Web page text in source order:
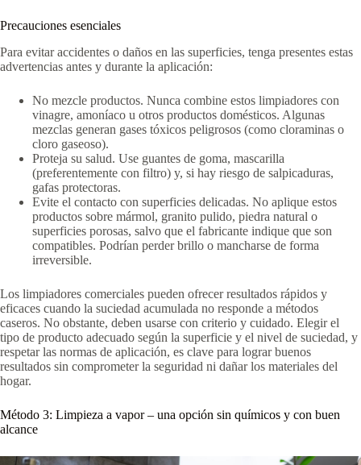
Precauciones esenciales
Para evitar accidentes o daños en las superficies, tenga presentes estas
advertencias antes y durante la aplicación:
No mezcle productos. Nunca combine estos limpiadores con
vinagre, amoníaco u otros productos domésticos. Algunas
mezclas generan gases tóxicos peligrosos (como cloraminas o
cloro gaseoso).
Proteja su salud. Use guantes de goma, mascarilla
(preferentemente con filtro) y, si hay riesgo de salpicaduras,
gafas protectoras.
Evite el contacto con superficies delicadas. No aplique estos
productos sobre mármol, granito pulido, piedra natural o
superficies porosas, salvo que el fabricante indique que son
compatibles. Podrían perder brillo o mancharse de forma
irreversible.
Los limpiadores comerciales pueden ofrecer resultados rápidos y
eficaces cuando la suciedad acumulada no responde a métodos
caseros. No obstante, deben usarse con criterio y cuidado. Elegir el
tipo de producto adecuado según la superficie y el nivel de suciedad, y
respetar las normas de aplicación, es clave para lograr buenos
resultados sin comprometer la seguridad ni dañar los materiales del
hogar.
Método 3: Limpieza a vapor – una opción sin químicos y con buen
alcance